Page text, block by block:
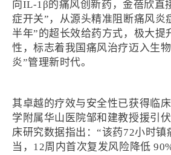
向IL-1β的痛风创新药，金蓓欣直
症开关”，从源头精准阻断痛风炎
半年”的超长效给药方式，极大提
性，标志着我国痛风治疗迈入生
炎”管理新时代。
其卓越的疗效与安全性已获得临
学附属华山医院邹和建教授援引
床研究数据指出：“该药72小时镇
当，12周内首次复发风险降低